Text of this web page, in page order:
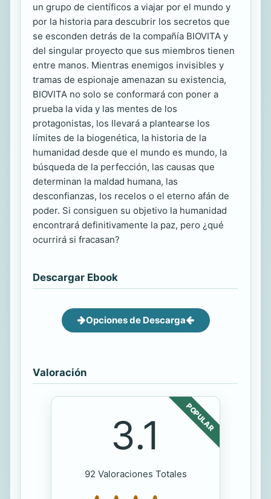
un grupo de científicos a viajar por el mundo y
por la historia para descubrir los secretos que
se esconden detrás de la compañía BIOVITA y
del singular proyecto que sus miembros tienen
entre manos. Mientras enemigos invisibles y
tramas de espionaje amenazan su existencia,
BIOVITA no solo se conformará con poner a
prueba la vida y las mentes de los
protagonistas, los llevará a plantearse los
límites de la biogenética, la historia de la
humanidad desde que el mundo es mundo, la
búsqueda de la perfección, las causas que
determinan la maldad humana, las
desconfianzas, los recelos o el eterno afán de
poder. Si consiguen su objetivo la humanidad
encontrará definitivamente la paz, pero ¿qué
ocurrirá si fracasan?
Descargar Ebook
Opciones de Descarga
Valoración
POPULAR
3.1
92 Valoraciones Totales